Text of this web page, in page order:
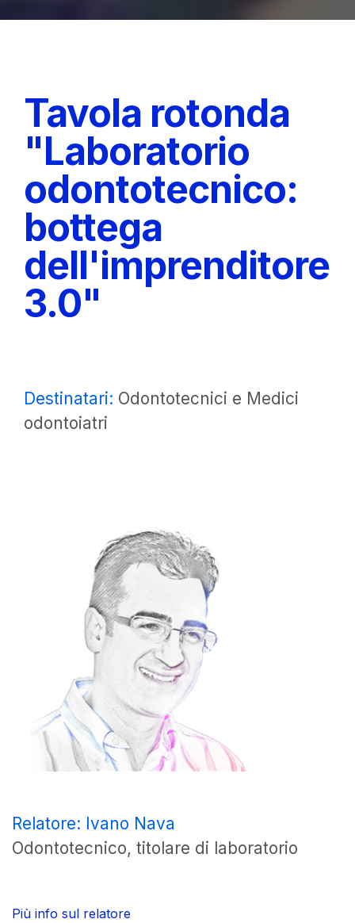
Tavola rotonda
"Laboratorio
odontotecnico:
bottega
dell'imprenditore
3.0"
Destinatari: Odontotecnici e Medici
odontoiatri
Relatore: Ivano Nava
Odontotecnico, titolare di laboratorio
Più info sul relatore